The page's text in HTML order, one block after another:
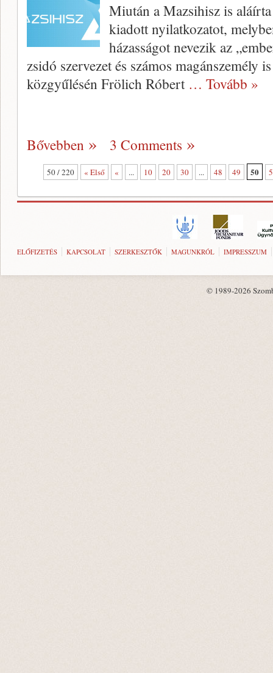
Miután a Mazsihisz is
kiadott nyilatkozatot,
házasságot nevezik az
zsidó szervezet és számos magánszemély
közgyűlésén Frölich Róbert … Tovább »
Bővebben 3 Comments
50 / 220 « Első « ... 10 20 30 ... 48 49 50
ELŐFIZETÉS KAPCSOLAT SZERKESZTŐK MAGUNKRÓL IMPRESSZUM
© 1989-2026